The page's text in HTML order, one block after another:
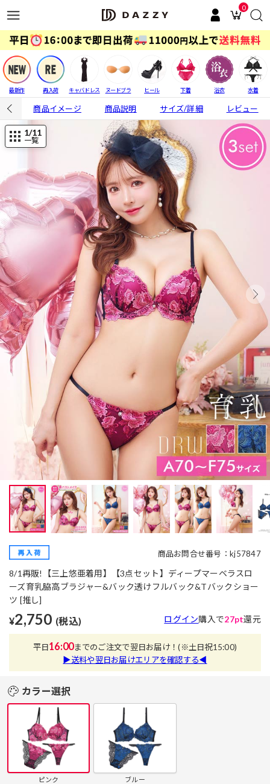
0
最新作 再入荷 キャバドレス ヌードブラ ヒール 下着 浴衣 水着
商品イメージ 商品説明 サイズ/詳細 レビュー
1/11
一覧
商品お問合せ番号：kj57847
8/1再販!【三上悠亜着用】【3点セット】ディープマーベラスロ
ーズ育乳脇高ブラジャー&バック透けフルバック&Tバックショー
ツ [推し]
¥2,750 (税込) ログイン購入で27pt還元
平日16:00までのご注文で翌日お届け！(※土日祝15:00)
▶送料や翌日お届けエリアを確認する◀
カラー選択
ピンク ブルー